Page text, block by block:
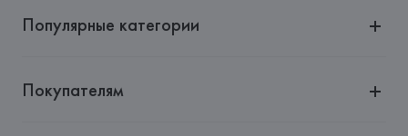
Популярные категории
Покупателям